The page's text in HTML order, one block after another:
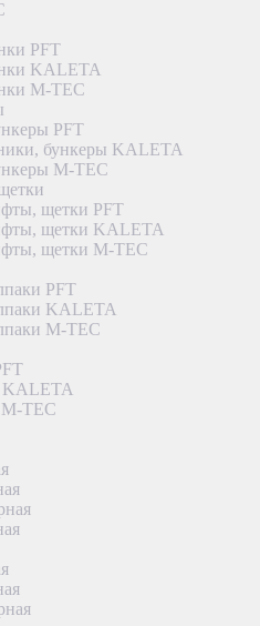
PFT
KALETA
M-TEC
PFT
бункеры KALETA
M-TEC
щетки PFT
щетки KALETA
щетки M-TEC
PFT
KALETA
M-TEC
KALETA
TEC